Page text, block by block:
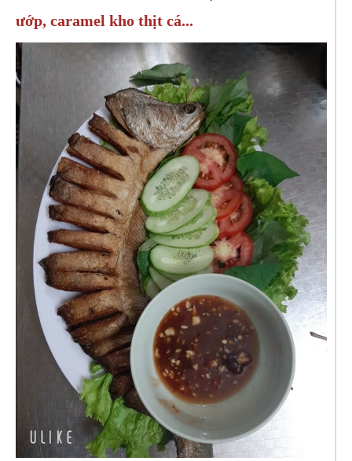
ướp, caramel kho thịt cá...